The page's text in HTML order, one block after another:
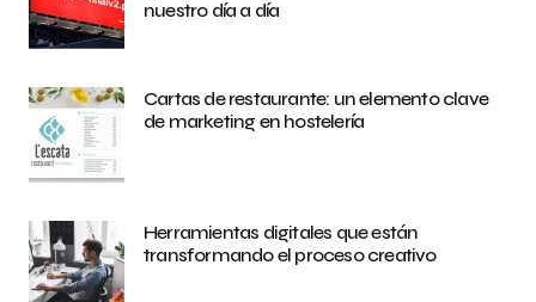
nuestro día a día
Cartas de restaurante: un elemento clave
de marketing en hostelería
Herramientas digitales que están
transformando el proceso creativo